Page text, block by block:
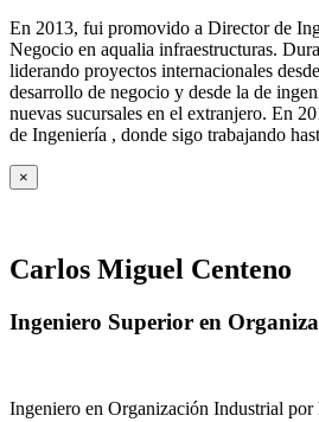
En 2013, fui promovido a Director de
Negocio en aqualia infraestructuras.
liderando proyectos internacionales
desarrollo de negocio y desde la de
nuevas sucursales en el extranjero. En
de Ingeniería , donde sigo trabajando
×
Carlos Miguel Centeno
Ingeniero Superior en
Ingeniero en Organización Industrial